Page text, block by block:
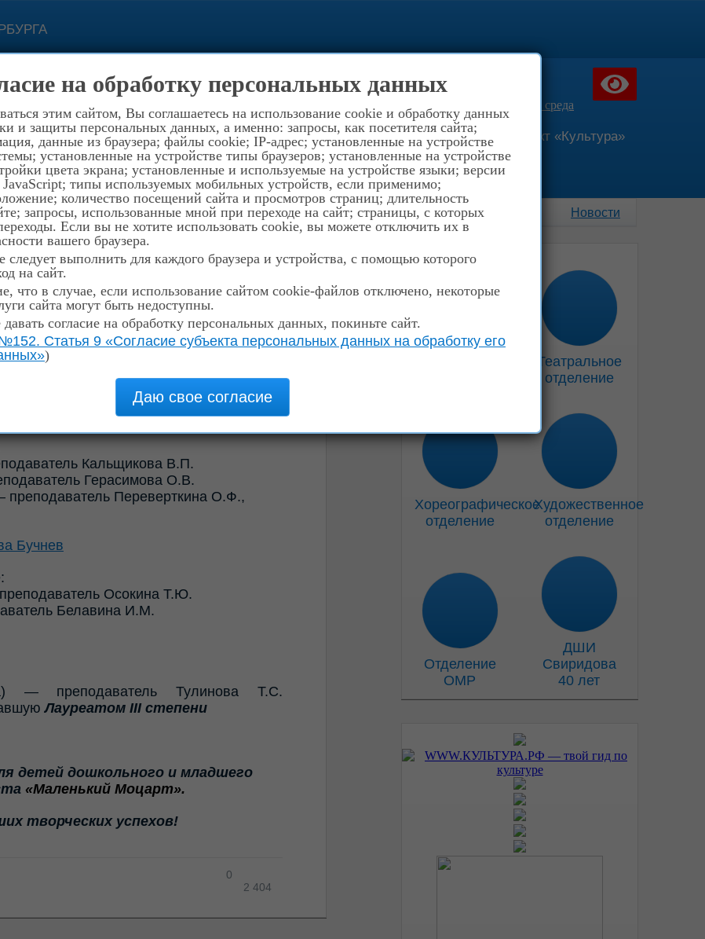
на обработку персональных данных
этим сайтом, Вы соглашаетесь на использование cookie и обработку данных
и защиты персональных данных, а именно: запросы, как посетителя сайта;
данные из браузера; файлы cookie; IP-адрес; установленные на устройстве
установленные на устройстве типы браузеров; установленные на устройстве
цвета экрана; установленные и используемые на устройстве языки; версии
типы используемых мобильных устройств, если применимо;
количество посещений сайта и просмотров страниц; длительность
запросы, использованные мной при переходе на сайт; страницы, с которых
Если вы не хотите использовать cookie, вы можете отключить их в
вашего браузера.
выполнить для каждого браузера и устройства, с помощью которого
на сайт.
что в случае, если использование сайтом cookie-файлов отключено, некоторые
сайта могут быть недоступны.
согласие на обработку персональных данных, покиньте сайт.
Статья 9 «Согласие субъекта персональных данных на обработку его
)
Контакты
8-921-957-94-66
194352, Санкт-Петербург, пр.Просвещения д.40
Доступная среда
Музей Награды Конкурсы Расписание Национальный проект «Культура»
Новости
Всероссийского конкурса «Маленький Моцарт»
«МАЛЕНЬКИЙ
Кальщикова В.П.
Герасимова О.В.
Переверткина О.Ф.,
Осокина Т.Ю.
Белавина И.М.
— преподаватель Тулинова Т.С.
Лауреатом III степени
детей дошкольного и младшего
«Маленький Моцарт».
творческих успехов!
2 404
0
Театральное
отделение
Хореографическое
отделение
Художественное
отделение
Отделение
ОМР
ДШИ
Свиридова
40 лет